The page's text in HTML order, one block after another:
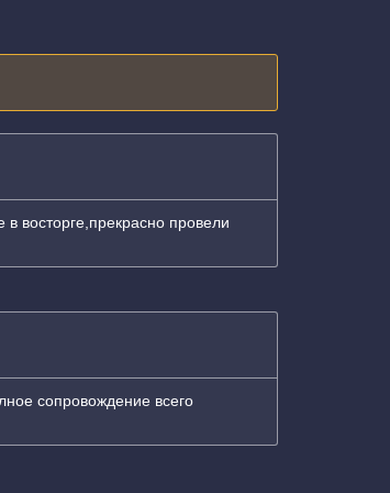
восторге,прекрасно провели
сопровождение всего